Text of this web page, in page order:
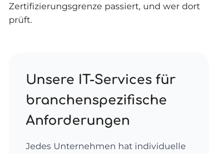
Zertifizierungsgrenze passiert, und wer dort
prüft.
Unsere IT-Services für
branchenspezifische
Anforderungen
Jedes Unternehmen hat individuelle